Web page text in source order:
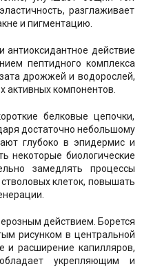
разглаживает
и пигментацию.
антиоксидантное действие
пептидного комплекса
дрожжей и водорослей,
компонентов.
белковые цепочки,
достаточно небольшому
глубоко в эпидермис и
некоторые биологические
замедлять процессы
клеток, повышать
действием. Борется
рисунком в центральной
и расширение капилляров,
укрепляющим и